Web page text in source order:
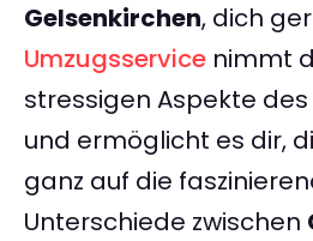
Gelsenkirchen, dich
Umzugsservice nimmt
stressigen Aspekte
und ermöglicht es dir,
ganz auf die
Unterschiede zwischen